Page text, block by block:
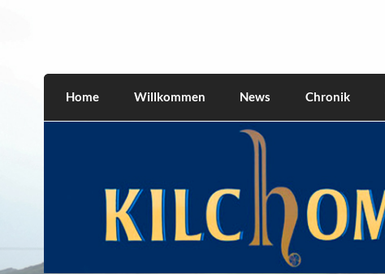
kilchomania.com
Home Willkommen News Chronik